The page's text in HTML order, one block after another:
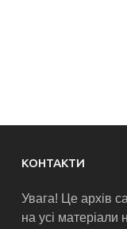
КОНТАКТИ
Увага! Це архів
на усі матеріали